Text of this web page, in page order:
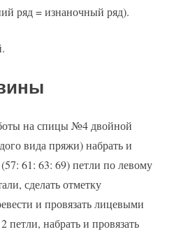
ряд = изнаночный ряд).
на спицы №4 двойной
вида пряжи) набрать и
61: 63: 69) петли по левому
сделать отметку
и провязать лицевыми
петли, набрать и провязать